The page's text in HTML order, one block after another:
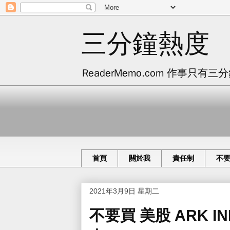
三分鐘熱度
ReaderMemo.com 作事只有三
首頁 關於我 責任制 不
2021年3月9日 星期二
不要買 美股 ARK